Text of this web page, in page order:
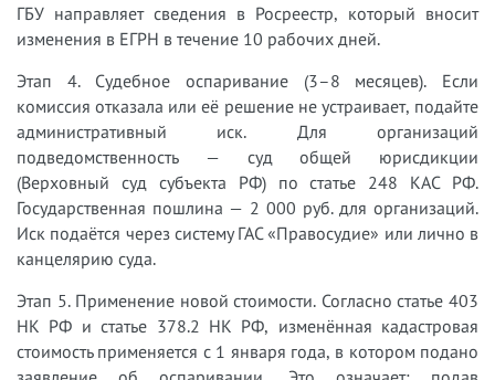
ГБУ направляет сведения в Росреестр, который вносит
изменения в ЕГРН в течение 10 рабочих дней.
Этап 4. Судебное оспаривание (3–8 месяцев). Если
комиссия отказала или её решение не устраивает, подайте
административный иск. Для организаций
подведомственность — суд общей юрисдикции
(Верховный суд субъекта РФ) по статье 248 КАС РФ.
Государственная пошлина — 2 000 руб. для организаций.
Иск подаётся через систему ГАС «Правосудие» или лично в
канцелярию суда.
Этап 5. Применение новой стоимости. Согласно статье 403
НК РФ и статье 378.2 НК РФ, изменённая кадастровая
стоимость применяется с 1 января года, в котором подано